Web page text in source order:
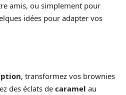
amis, ou simplement pour
idées pour adapter vos
, transformez vos brownies
des éclats de caramel au